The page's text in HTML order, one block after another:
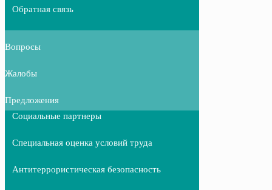
Обратная связь
Вопросы
Жалобы
Предложения
Социальные партнеры
Специальная оценка условий труда
Антитеррористическая безопасность